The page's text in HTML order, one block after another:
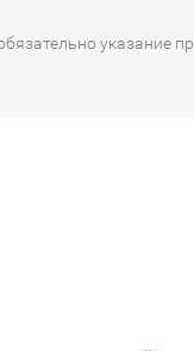
указание